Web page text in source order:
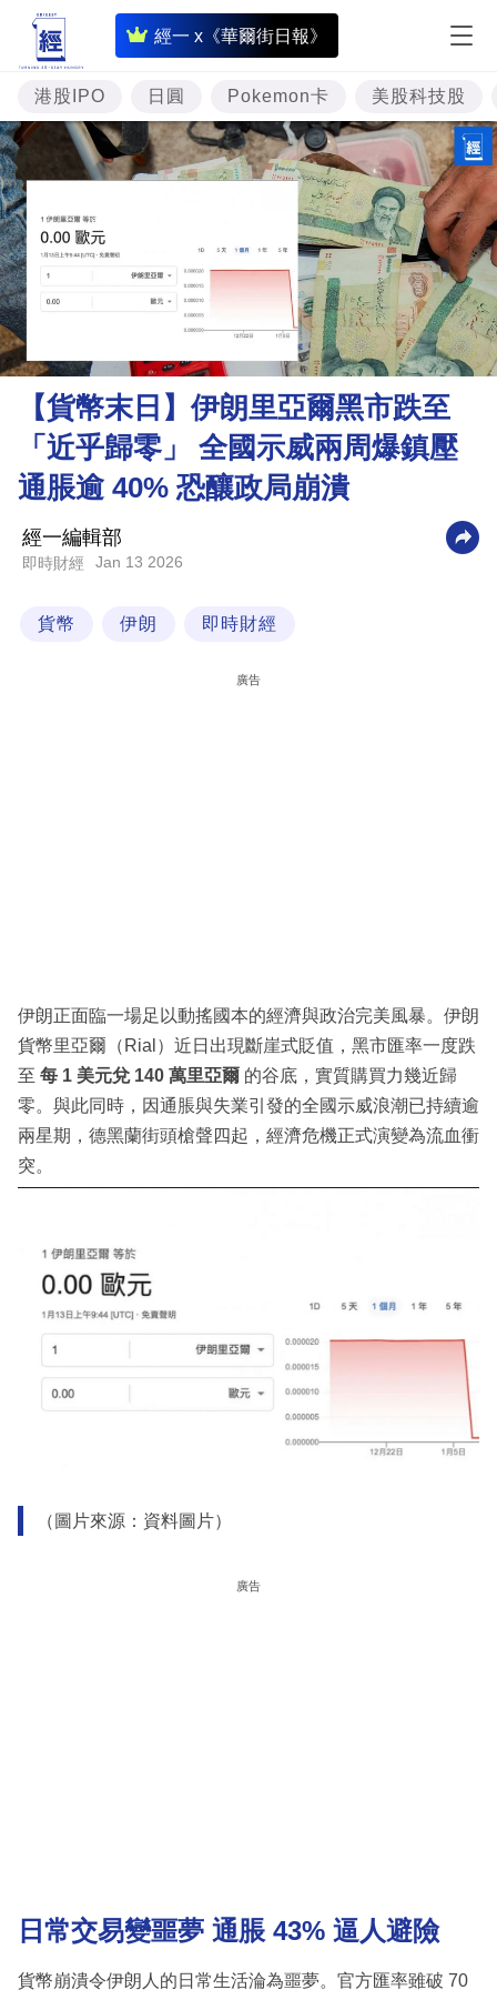
經一 x《華爾街日報》
即
時
財
經
專
樓
理
財
商
業
技
場
港股IPO 日圓 Pokemon卡 美股科技股
【貨幣末日】伊朗里亞爾黑市跌至
「近乎歸零」 全國示威兩周爆鎮壓
通脹逾 40% 恐釀政局崩潰
經一編輯部
即時財經 Jan 13 2026
貨幣 伊朗 即時財經
廣告
伊朗正面臨一場足以動搖國本的經濟與政治完美風暴。伊朗
貨幣里亞爾（Rial）近日出現斷崖式貶值，黑市匯率一度跌
至 每 1 美元兌 140 萬里亞爾 的谷底，實質購買力幾近歸
零。與此同時，因通脹與失業引發的全國示威浪潮已持續逾
兩星期，德黑蘭街頭槍聲四起，經濟危機正式演變為流血衝
突。
（圖片來源：資料圖片）
廣告
日常交易變噩夢 通脹 43% 逼人避險
貨幣崩潰令伊朗人的日常生活淪為噩夢。官方匯率雖破 70